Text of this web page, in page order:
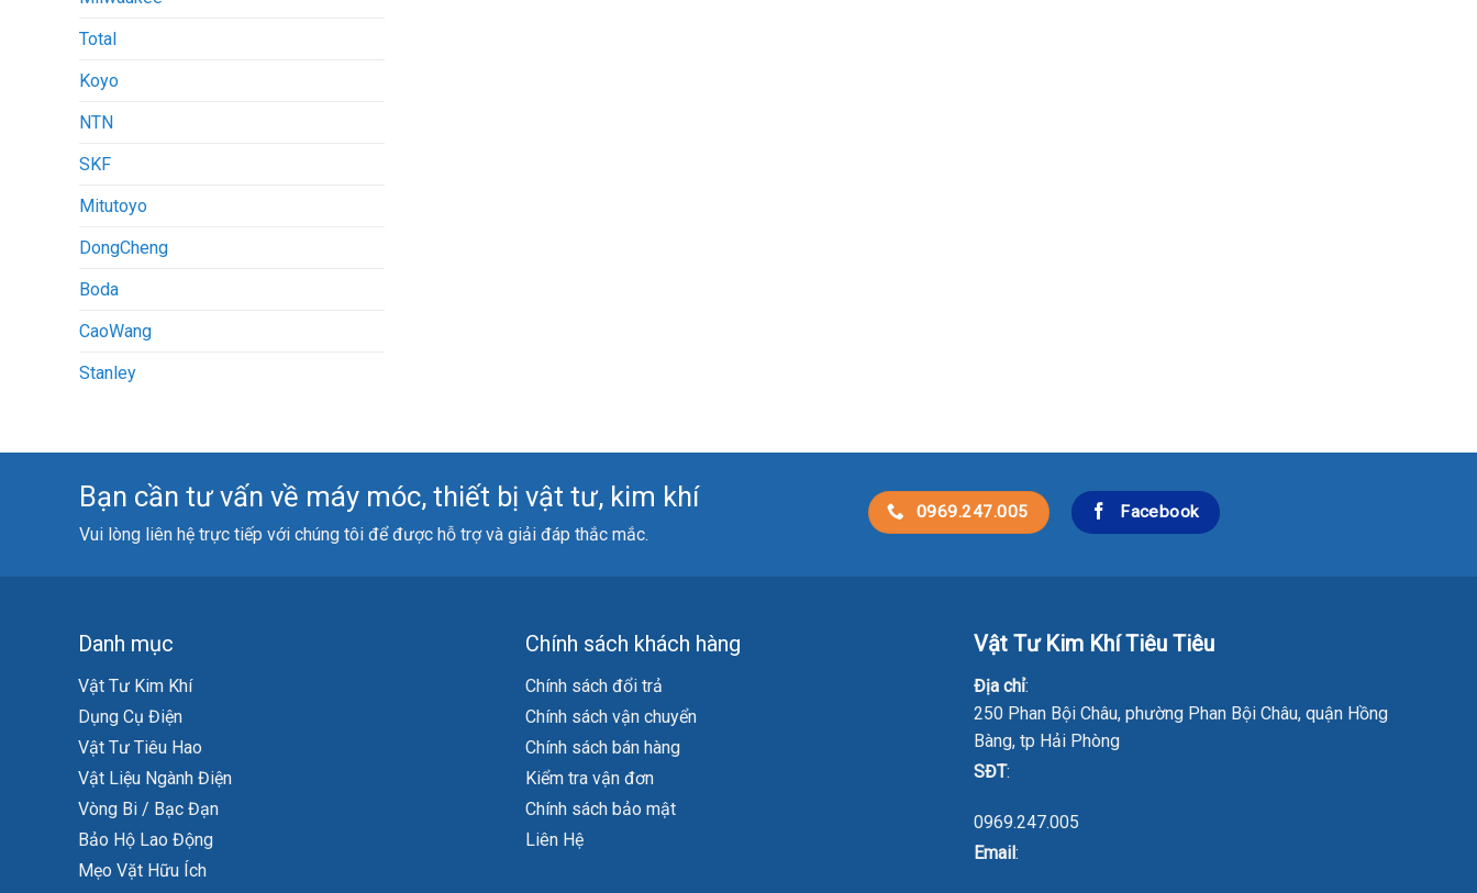
Total
Koyo
NTN
SKF
Mitutoyo
DongCheng
Boda
CaoWang
Stanley
Bạn cần tư vấn về máy móc, thiết bị vật tư, kim khí
Vui lòng liên hệ trực tiếp với chúng tôi để được hỗ trợ và giải đáp thắc mắc.
0969.247.005 Facebook
Danh mục
Vật Tư Kim Khí
Dụng Cụ Điện
Vật Tư Tiêu Hao
Vật Liệu Ngành Điện
Vòng Bi / Bạc Đạn
Bảo Hộ Lao Động
Mẹo Vặt Hữu Ích
Chính sách khách hàng
Chính sách đổi trả
Chính sách vận chuyển
Chính sách bán hàng
Kiểm tra vận đơn
Chính sách bảo mật
Liên Hệ
Vật Tư Kim Khí Tiêu Tiêu
Địa chỉ:
250 Phan Bội Châu, phường Phan Bội Châu, quận Hồng
Bàng, tp Hải Phòng
SĐT:
0969.247.005
Email: